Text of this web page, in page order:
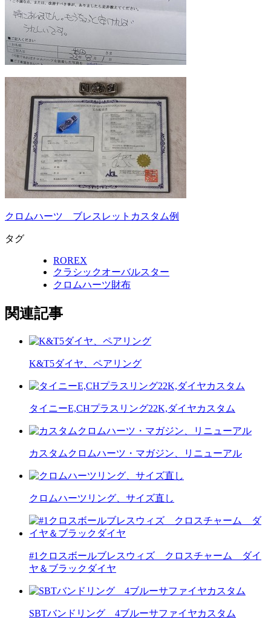
クロムハーツ ブレスレットカスタム例
タグ
ROREX
クラシックオーバルスター
クロムハーツ財布
関連記事
K&T5ダイヤ、ペアリング
タイニーE,CHプラスリング22K,ダイヤカスタム
カスタムクロムハーツ・マガジン、リニューアル
クロムハーツリング、サイズ直し
#1クロスボールブレスウィズ クロスチャーム ダイ
ヤ＆ブラックダイヤ
SBTバンドリング 4ブルーサファイヤカスタム